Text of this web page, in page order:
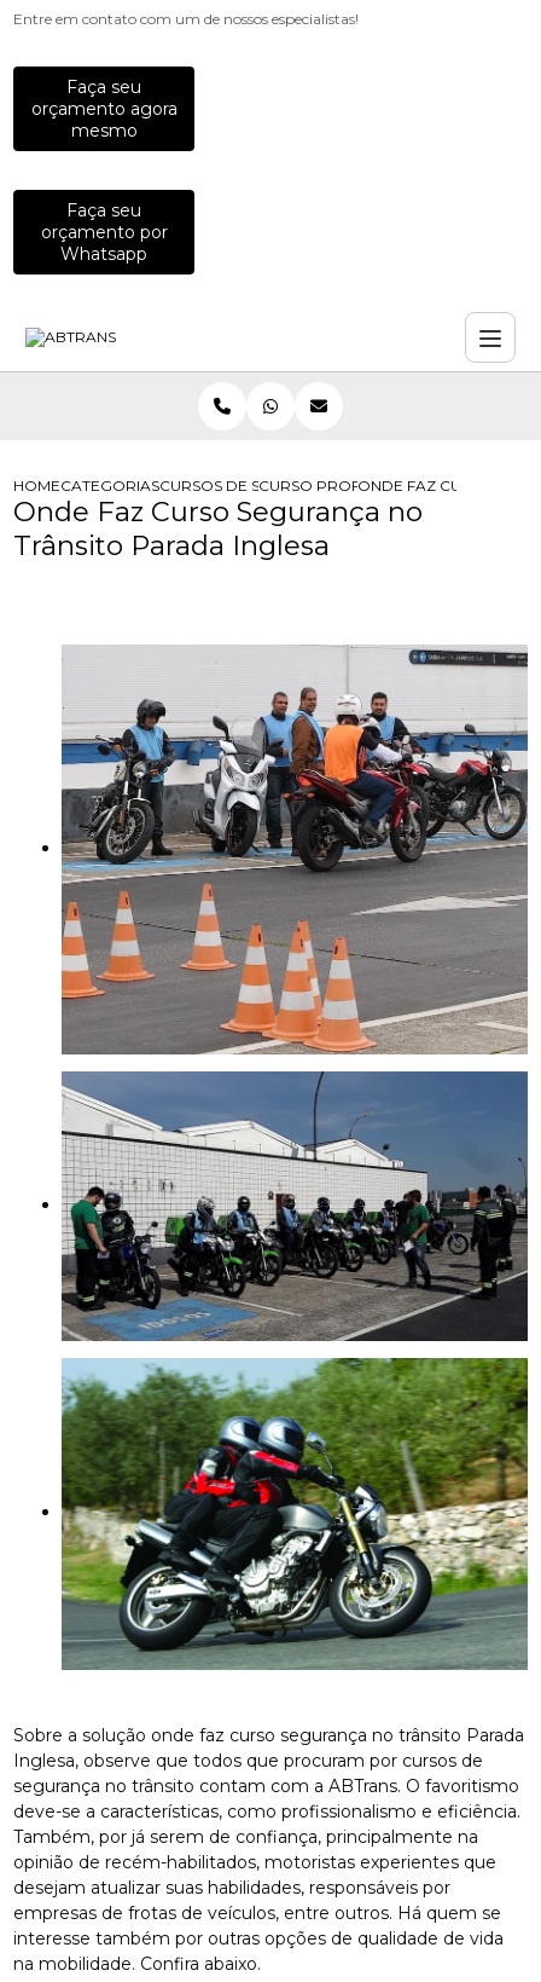
Entre em contato com um de nossos especialistas!
Faça seu
orçamento agora
mesmo
Faça seu
orçamento por
Whatsapp
HOMECATEGORIASCURSOS DE SEGURANCA NO TRANSITO
CURSO PROFISSIONALIZANTE DE
ONDE FAZ CURSO
Onde Faz Curso Segurança no
Trânsito Parada Inglesa
Sobre a solução onde faz curso segurança no trânsito Parada
Inglesa, observe que todos que procuram por cursos de
segurança no trânsito contam com a ABTrans. O favoritismo
deve-se a características, como profissionalismo e eficiência.
Também, por já serem de confiança, principalmente na
opinião de recém-habilitados, motoristas experientes que
desejam atualizar suas habilidades, responsáveis por
empresas de frotas de veículos, entre outros. Há quem se
interesse também por outras opções de qualidade de vida
na mobilidade. Confira abaixo.